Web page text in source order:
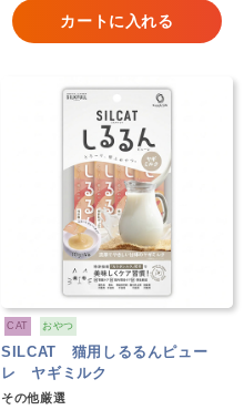
カートに入れる
CAT おやつ
SILCAT 猫用しるるんピュー
レ ヤギミルク
その他厳選